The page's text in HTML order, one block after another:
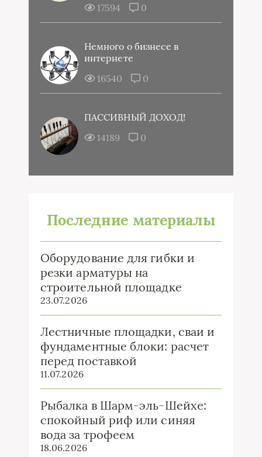
17594 0
Немного о бизнесе в
интернете
16540
0
ПАССИВНЫЙ ДОХОД!
14189
0
Последние материалы
Оборудование для гибки и
резки арматуры на
строительной площадке
23.07.2026
Лестничные площадки, сваи и
фундаментные блоки: расчет
перед поставкой
11.07.2026
Рыбалка в Шарм-эль-Шейхе:
спокойный риф или синяя
вода за трофеем
18.06.2026